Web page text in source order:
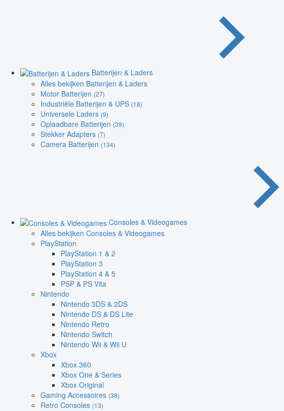
Batterijen & Laders
Alles bekijken Batterijen & Laders
Motor Batterijen (27)
Industriële Batterijen & UPS (18)
Universele Laders (9)
Oplaadbare Batterijen (39)
Stekker Adapters (7)
Camera Batterijen (134)
Consoles & Videogames
Alles bekijken Consoles & Videogames
PlayStation
PlayStation 1 & 2
PlayStation 3
PlayStation 4 & 5
PSP & PS Vita
Nintendo
Nintendo 3DS & 2DS
Nintendo DS & DS Lite
Nintendo Retro
Nintendo Switch
Nintendo Wii & Wii U
Xbox
Xbox 360
Xbox One & Series
Xbox Original
Gaming Accessoires (38)
Retro Consoles (13)